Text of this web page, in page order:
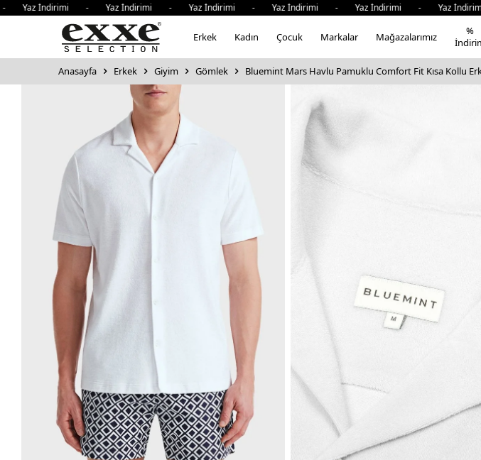
İndirimi - Yaz İndirimi - Yaz İndirimi - Yaz İndirimi - Yaz İndirimi - Yaz
Erkek Kadın Çocuk Markalar Mağazalarımız
%
Anasayfa Erkek Giyim Gömlek Bluemint Mars Havlu Pamuklu Comfort Fit Kısa Kollu